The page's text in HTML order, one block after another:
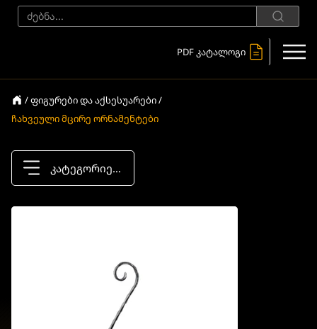
PDF კატალოგი
/ ფიგურები და აქსესუარები /
ჩახვეული მცირე ორნამენტები
კატეგორიები